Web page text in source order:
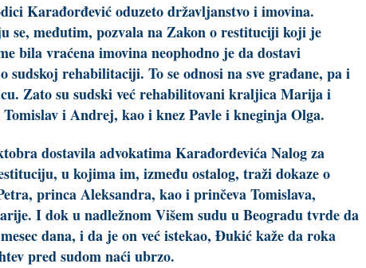
Karađorđević oduzeto državljanstvo i imovina.
se, međutim, pozvala na Zakon o restituciji koji je
bila vraćena imovina neophodno je da dostavi
sudskoj rehabilitaciji. To se odnosi na sve građane, pa i
Zato su sudski već rehabilitovani kraljica Marija i
i Andrej, kao i knez Pavle i kneginja Olga.
dostavila advokatima Karađorđevića Nalog za
u kojima im, između ostalog, traži dokaze o
princa Aleksandra, kao i prinčeva Tomislava,
I dok u nadležnom Višemsuduu Beogradu tvrde da
dana, i da je on već istekao, Đukić kaže da roka
pred sudom naći ubrzo.